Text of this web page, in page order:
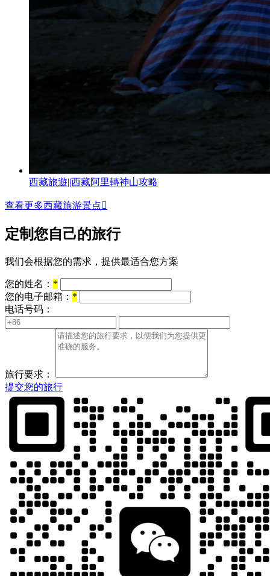
西藏旅遊||西藏阿里轉神山攻略
查看更多西藏旅游景点
定制您自己的旅行
我们会根据您的需求，提供最适合您方案
您的姓名： *
您的电子邮箱： *
电话号码：
旅行要求：
提交您的旅行